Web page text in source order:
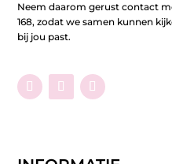
Neem daarom gerust contact
168, zodat we samen kunnen
bij jou past.